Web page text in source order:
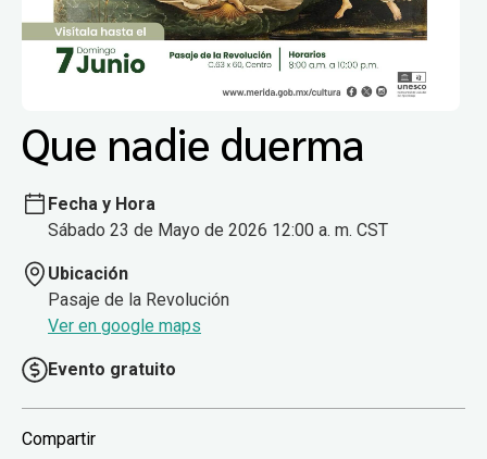
Que nadie duerma
Fecha y Hora
Sábado 23 de Mayo de 2026 12:00 a. m. CST
Ubicación
Pasaje de la Revolución
Ver en google maps
Evento gratuito
Compartir